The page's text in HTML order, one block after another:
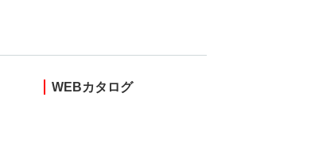
WEBカタログ